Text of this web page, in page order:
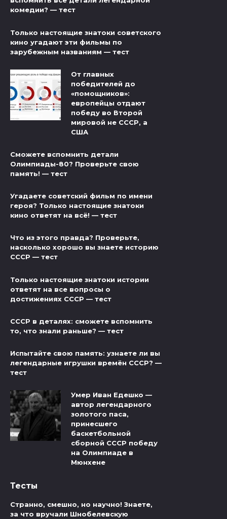
комедии? — тест
Только настоящие знатоки советского
кино угадают эти фильмы по
зарубежным названиям — тест
От главных
победителей до
«помощников»:
европейцы отдают
победу во Второй
мировой не СССР, а
США
Сможете вспомнить детали
Олимпиады-80? Проверьте свою
память! — тест
Угадаете советский фильм по имени
героя? Только настоящие знатоки
кино ответят на всё! — тест
Что из этого правда? Проверьте,
насколько хорошо вы знаете историю
СССР — тест
Только настоящие знатоки истории
ответят на все вопросы о
достижениях СССР — тест
СССР в деталях: сможете вспомнить
то, что знали раньше? — тест
Испытайте свою память: узнаете ли вы
легендарные игрушки времён СССР? —
тест
Умер Иван Едешко —
автор легендарного
золотого паса,
принесшего
баскетбольной
сборной СССР победу
на Олимпиаде в
Мюнхене
Тесты
Странно, смешно, но научно! Знаете,
за что вручали Шнобелевскую